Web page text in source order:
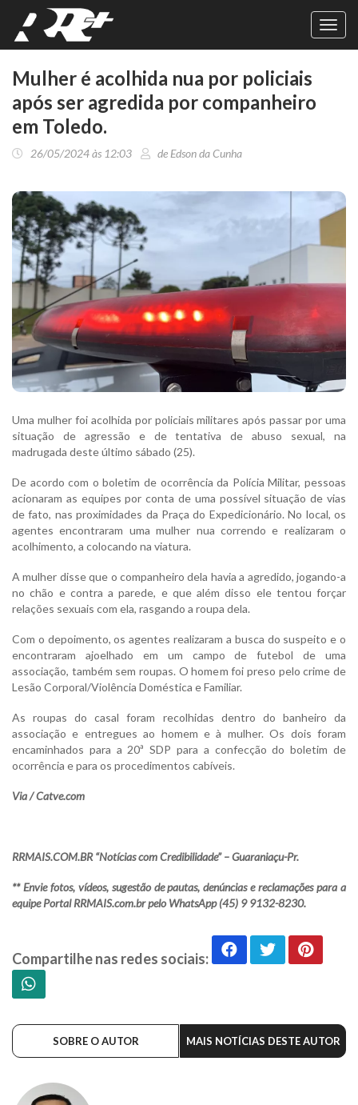
Mulher é acolhida nua por policiais
após ser agredida por companheiro
em Toledo.
26/05/2024 às 12:03 de Edson da Cunha
Uma mulher foi acolhida por policiais militares após passar por uma
situação de agressão e de tentativa de abuso sexual, na
madrugada deste último sábado (25).
De acordo com o boletim de ocorrência da Polícia Militar, pessoas
acionaram as equipes por conta de uma possível situação de vias
de fato, nas proximidades da Praça do Expedicionário. No local, os
agentes encontraram uma mulher nua correndo e realizaram o
acolhimento, a colocando na viatura.
A mulher disse que o companheiro dela havia a agredido, jogando-a
no chão e contra a parede, e que além disso ele tentou forçar
relações sexuais com ela, rasgando a roupa dela.
Com o depoimento, os agentes realizaram a busca do suspeito e o
encontraram ajoelhado em um campo de futebol de uma
associação, também sem roupas. O homem foi preso pelo crime de
Lesão Corporal/Violência Doméstica e Familiar.
As roupas do casal foram recolhidas dentro do banheiro da
associação e entregues ao homem e à mulher. Os dois foram
encaminhados para a 20ª SDP para a confecção do boletim de
ocorrência e para os procedimentos cabíveis.
Via / Catve.com
RRMAIS.COM.BR “Notícias com Credibilidade” – Guaraniaçu-Pr.
** Envie fotos, vídeos, sugestão de pautas, denúncias e reclamações para a
equipe Portal RRMAIS.com.br pelo WhatsApp (45) 9 9132-8230.
Compartilhe nas redes sociais:
SOBRE O AUTOR MAIS NOTÍCIAS DESTE AUTOR